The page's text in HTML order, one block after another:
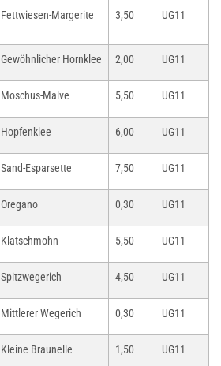
Fettwiesen-Margerite 3,50 UG11
Gewöhnlicher Hornklee 2,00 UG11
Moschus-Malve 5,50 UG11
Hopfenklee 6,00 UG11
Sand-Esparsette 7,50 UG11
Oregano 0,30 UG11
Klatschmohn 5,50 UG11
Spitzwegerich 4,50 UG11
Mittlerer Wegerich 0,30 UG11
Kleine Braunelle 1,50 UG11